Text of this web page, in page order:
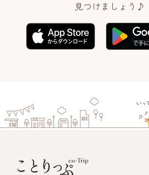
見つけましょう♪